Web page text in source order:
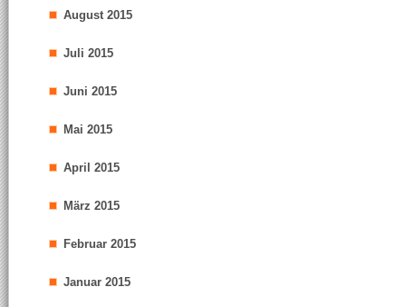
August 2015
Juli 2015
Juni 2015
Mai 2015
April 2015
März 2015
Februar 2015
Januar 2015